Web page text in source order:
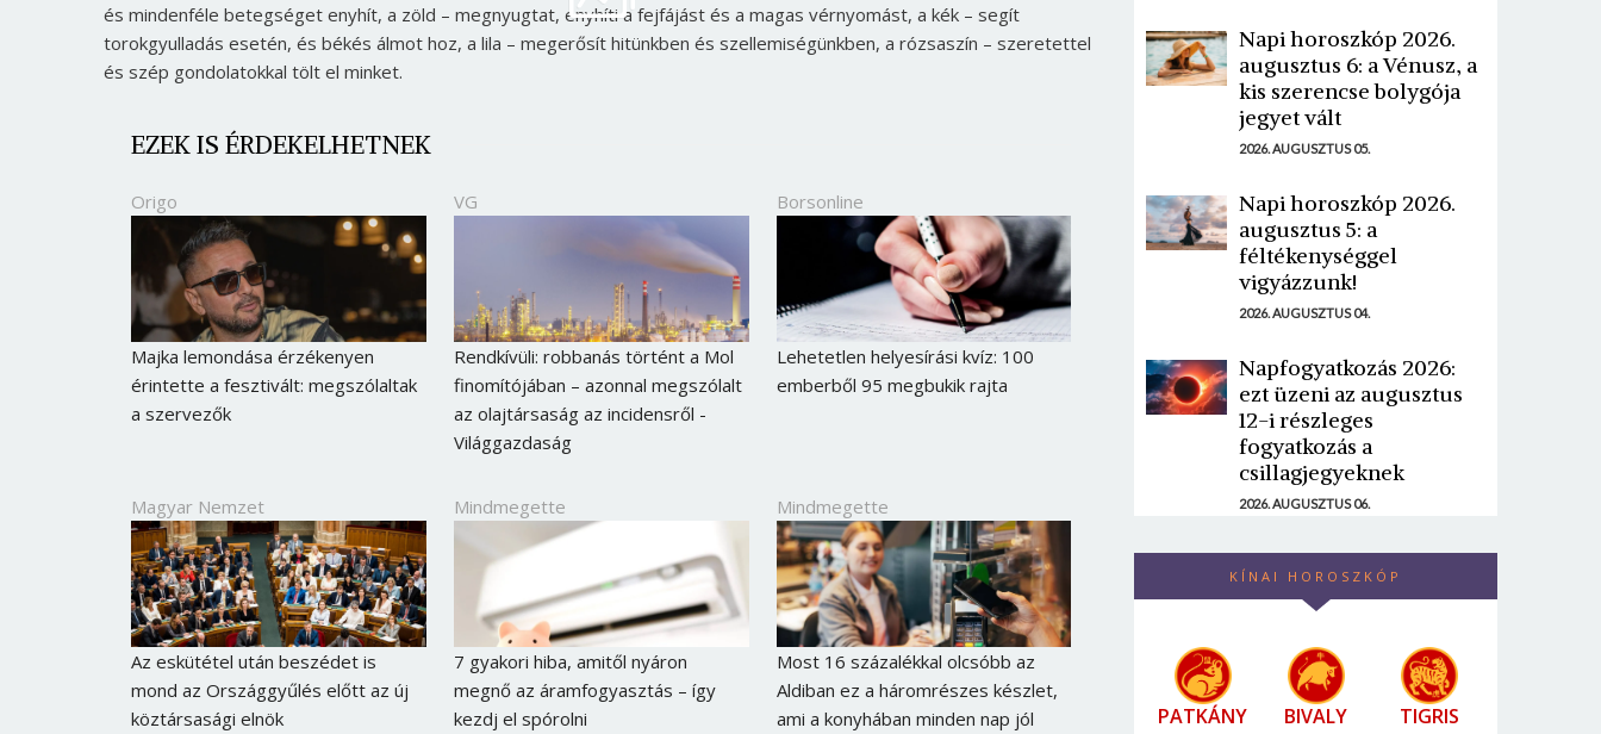
és mindenféle betegséget enyhít, a zöld – megnyugtat, enyhíti a fejfájást és a magas vérnyomást, a kék – segít
torokgyulladás esetén, és békés álmot hoz, a lila – megerősít hitünkben és szellemiségünkben, a rózsaszín – szeretettel
és szép gondolatokkal tölt el minket.
EZEK IS ÉRDEKELHETNEK
Origo
Majka lemondása érzékenyen
érintette a fesztivált: megszólaltak
a szervezők
VG
Rendkívüli: robbanás történt a Mol
finomítójában – azonnal megszólalt
az olajtársaság az incidensről -
Világgazdaság
Borsonline
Lehetetlen helyesírási kvíz: 100
emberből 95 megbukik rajta
Magyar Nemzet
Az eskütétel után beszédet is
mond az Országgyűlés előtt az új
köztársasági elnök
Mindmegette
7 gyakori hiba, amitől nyáron
megnő az áramfogyasztás – így
kezdj el spórolni
Mindmegette
Most 16 százalékkal olcsóbb az
Aldiban ez a háromrészes készlet,
ami a konyhában minden nap jól
Napi horoszkóp 2026.
augusztus 6: a Vénusz, a
kis szerencse bolygója
jegyet vált
2026. AUGUSZTUS 05.
Napi horoszkóp 2026.
augusztus 5: a
féltékenységgel
vigyázzunk!
2026. AUGUSZTUS 04.
Napfogyatkozás 2026:
ezt üzeni az augusztus
12-i részleges
fogyatkozás a
csillagjegyeknek
2026. AUGUSZTUS 06.
KÍNAI HOROSZKÓP
PATKÁNY BIVALY TIGRIS